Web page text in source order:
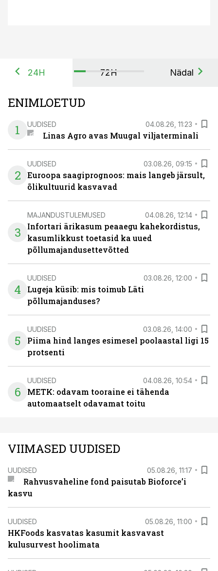
24H 72H Nädal
ENIMLOETUD
1
UUDISED 04.08.26, 11:23
Linas Agro avas Muugal viljaterminali
2
UUDISED 03.08.26, 09:15
Euroopa saagiprognoos: mais langeb järsult,
õlikultuurid kasvavad
3
MAJANDUSTULEMUSED 04.08.26, 12:14
Infortari ärikasum peaaegu kahekordistus,
kasumlikkust toetasid ka uued
põllumajandusettevõtted
4
UUDISED 03.08.26, 12:00
Lugeja küsib: mis toimub Läti
põllumajanduses?
5
UUDISED 03.08.26, 14:00
Piima hind langes esimesel poolaastal ligi 15
protsenti
6
UUDISED 04.08.26, 10:54
METK: odavam tooraine ei tähenda
automaatselt odavamat toitu
VIIMASED UUDISED
UUDISED 05.08.26, 11:17
Rahvusvaheline fond paisutab Bioforce’i
kasvu
UUDISED 05.08.26, 11:00
HKFoods kasvatas kasumit kasvavast
kulusurvest hoolimata